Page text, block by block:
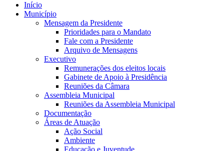
Início
Município
Mensagem da Presidente
Prioridades para o Mandato
Fale com a Presidente
Arquivo de Mensagens
Executivo
Remunerações dos eleitos locais
Gabinete de Apoio à Presidência
Reuniões da Câmara
Assembleia Municipal
Reuniões da Assembleia Municipal
Documentação
Áreas de Atuação
Ação Social
Ambiente